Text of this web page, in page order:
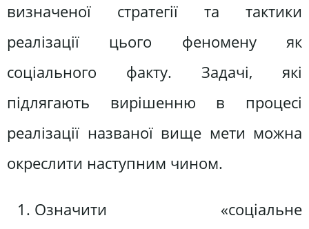
визначеної стратегії та тактики
реалізації цього феномену як
соціального факту. Задачі, які
підлягають вирішенню в процесі
реалізації названої вище мети можна
окреслити наступним чином.
Означити «соціальне